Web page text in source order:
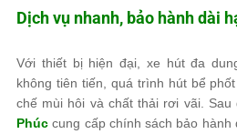
Dịch vụ nhanh, bảo hành dài
Với thiết bị hiện đại, xe hút đa
không tiên tiến, quá trình hút bể
chế mùi hôi và chất thải rơi vãi. Sau
Phúc cung cấp chính sách bảo